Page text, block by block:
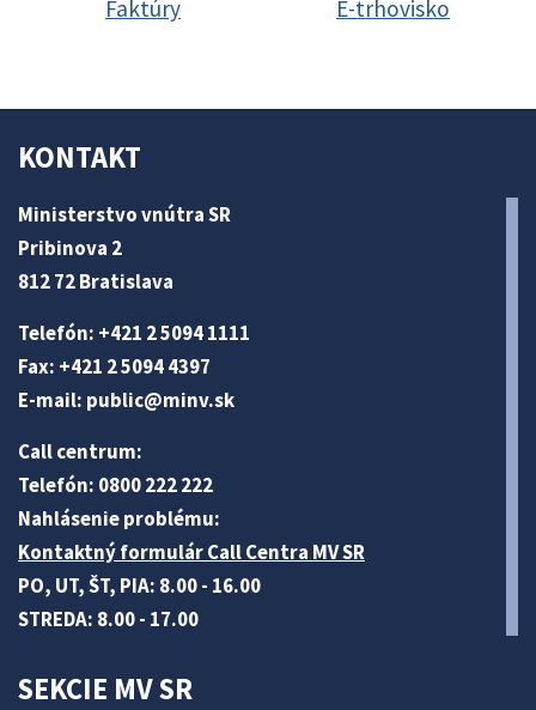
Faktúry E-trhovisko
KONTAKT
Ministerstvo vnútra SR
Pribinova 2
812 72 Bratislava
Telefón: +421 2 5094 1111
Fax: +421 2 5094 4397
E-mail: public@minv.sk
Call centrum:
Telefón: 0800 222 222
Nahlásenie problému:
Kontaktný formulár Call Centra MV SR
PO, UT, ŠT, PIA: 8.00 - 16.00
STREDA: 8.00 - 17.00
SEKCIE MV SR